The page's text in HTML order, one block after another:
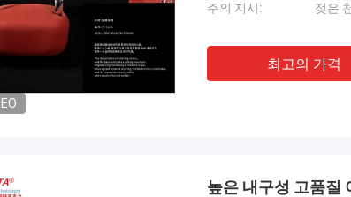
주의 지시:
젖은
최고의 가격
높은 내구성 고품질